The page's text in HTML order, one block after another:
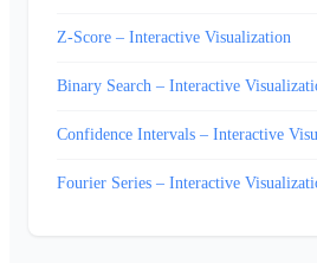
Z-Score – Interactive Visualization
Binary Search – Interactive
Confidence Intervals – Interactive
Fourier Series – Interactive